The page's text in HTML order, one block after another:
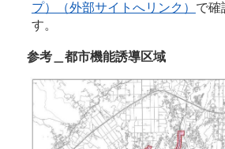
プ）（外部サイトへリンク） で確
す。
参考＿都市機能誘導区域